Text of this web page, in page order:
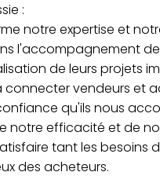
:
notre expertise et
l'accompagnement
de leurs projets
vendeurs et
qu'ils nous
notre efficacité et de
tant les besoins
des acheteurs.